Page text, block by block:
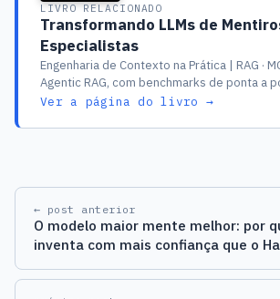
LIVRO RELACIONADO
Transformando LLMs de
Especialistas
Engenharia de Contexto na Prática | RAG ·
Agentic RAG, com benchmarks de ponta a
Ver a página do livro →
← post anterior
O modelo maior mente melhor: por
inventa com mais confiança que o